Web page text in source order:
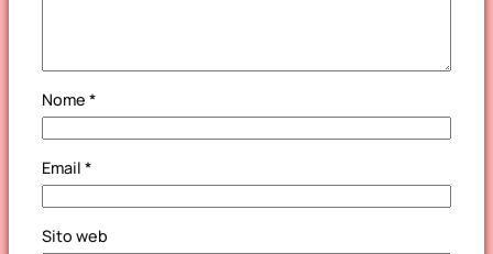
Nome *
Email *
Sito web